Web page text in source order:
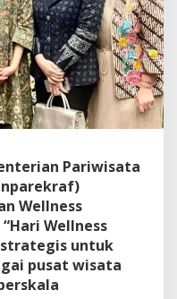
Pariwisata
Wellness
Wellness
strategis untuk
pusat wisata